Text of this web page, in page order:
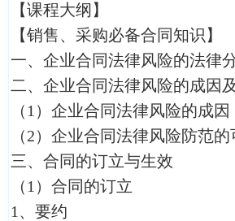
【课程大纲】
【销售、采购必备合同知识】
一、企业合同法律风险的法律
二、企业合同法律风险的成因
（1）企业合同法律风险的成因
（2）企业合同法律风险防范
三、合同的订立与生效
（1）合同的订立
1、要约